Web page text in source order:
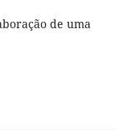
de uma